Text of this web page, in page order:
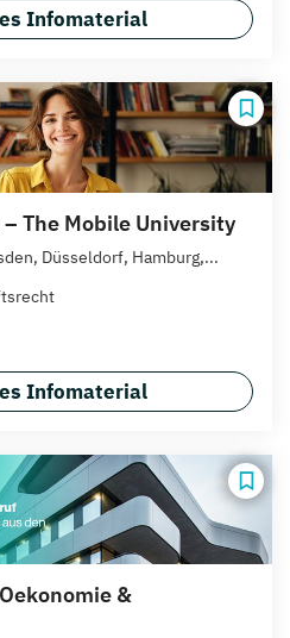
Infomaterial
The Mobile University
Düsseldorf, Hamburg,...
Infomaterial
&